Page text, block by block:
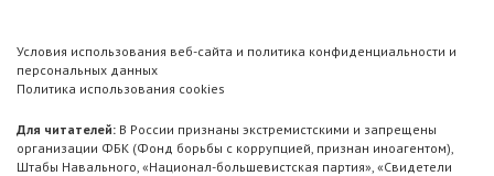
Условия использования веб-сайта и политика конфиденциальности и
персональных данных
Политика использования cookies
Для читателей: В России признаны экстремистскими и запрещены
организации ФБК (Фонд борьбы с коррупцией, признан иноагентом),
Штабы Навального, «Национал-большевистская партия», «Свидетели